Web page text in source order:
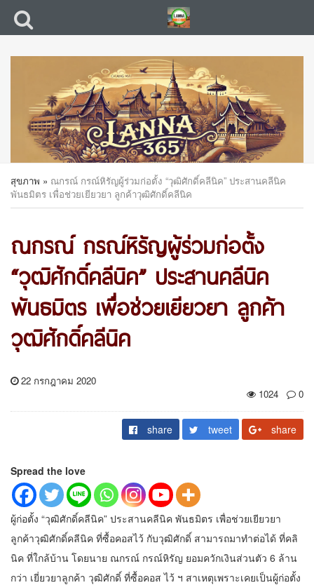
สุขภาพ » ณกรณ์ กรณ์หิรัญผู้ร่วมก่อตั้ง “วุฒิศักดิ์คลีนิค” ประสานคลีนิค
พันธมิตร เพื่อช่วยเยียวยา ลูกค้าวุฒิศักดิ์คลีนิค
ณกรณ์ กรณ์หิรัญผู้ร่วมก่อตั้ง
“วุฒิศักดิ์คลีนิค” ประสานคลีนิค
พันธมิตร เพื่อช่วยเยียวยา ลูกค้า
วุฒิศักดิ์คลีนิค
22 กรกฎาคม 2020
1024
0
share tweet share
Spread the love
ผู้ก่อตั้ง “วุฒิศักดิ์คลีนิค” ประสานคลีนิค พันธมิตร เพื่อช่วยเยียวยา
ลูกค้าวุฒิศักดิ์คลีนิค ที่ซื้อคอสไว้ กับวุฒิศักดิ์ สามารถมาทำต่อได้ ที่คลิ
นิค ที่ใกล้บ้าน โดยนาย ณกรณ์ กรณ์หิรัญ ยอมควักเงินส่วนตัว 6 ล้าน
กว่า เยี่ยวยาลูกค้า วุฒิศักดิ์ ที่ซื้อคอส ไว้ ฯ สาเหตุเพราะเคยเป็นผู้ก่อตั้ง